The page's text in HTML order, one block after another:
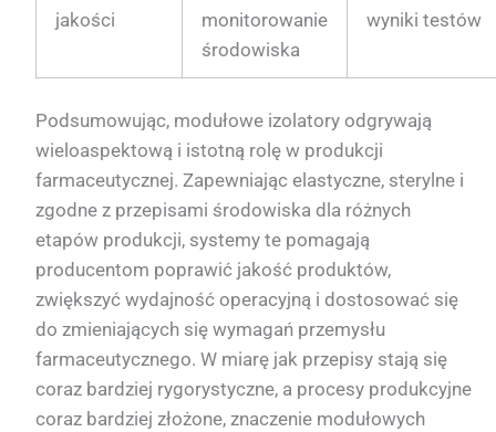
jakości
monitorowanie
środowiska
wyniki testów
Podsumowując, modułowe izolatory odgrywają
wieloaspektową i istotną rolę w produkcji
farmaceutycznej. Zapewniając elastyczne, sterylne i
zgodne z przepisami środowiska dla różnych
etapów produkcji, systemy te pomagają
producentom poprawić jakość produktów,
zwiększyć wydajność operacyjną i dostosować się
do zmieniających się wymagań przemysłu
farmaceutycznego. W miarę jak przepisy stają się
coraz bardziej rygorystyczne, a procesy produkcyjne
coraz bardziej złożone, znaczenie modułowych